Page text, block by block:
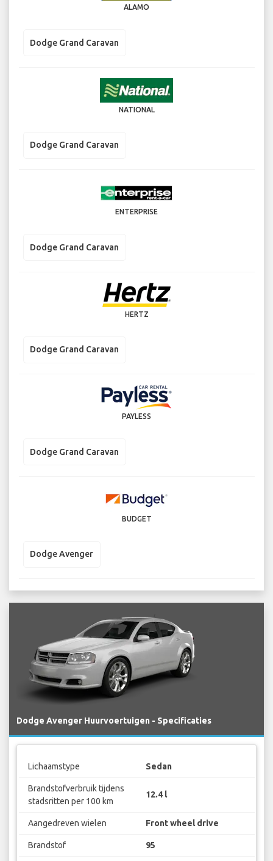
ALAMO
Dodge Grand Caravan
NATIONAL
Dodge Grand Caravan
ENTERPRISE
Dodge Grand Caravan
HERTZ
Dodge Grand Caravan
PAYLESS
Dodge Grand Caravan
BUDGET
Dodge Avenger
Dodge Avenger Huurvoertuigen - Specificaties
Lichaamstype Sedan
Brandstofverbruik tijdens
stadsritten per 100 km
12.4 l
Aangedreven wielen Front wheel drive
Brandstof 95